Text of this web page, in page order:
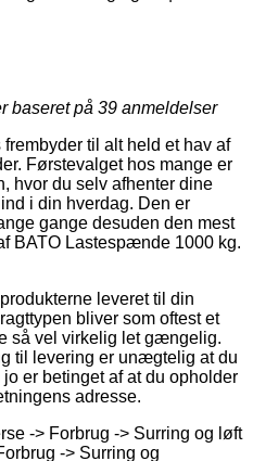
baseret på 39 anmeldelser
til alt held et hav af
Førstevalget hos mange er
hvor du selv afhenter dine
i din hverdag. Den er
gange desuden den mest
BATO Lastespænde 1000 kg.
leveret til din
bliver som oftest et
så vel virkelig let gængelig.
til levering er unægtelig at du
er betinget af at du opholder
adresse.
-> Forbrug -> Surring og løft
-> Surring og